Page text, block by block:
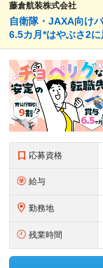
藤倉航装株式会社
自衛隊・JAXA向け
6.5カ月*はやぶさ2
応募資格
給与
勤務地
残業時間